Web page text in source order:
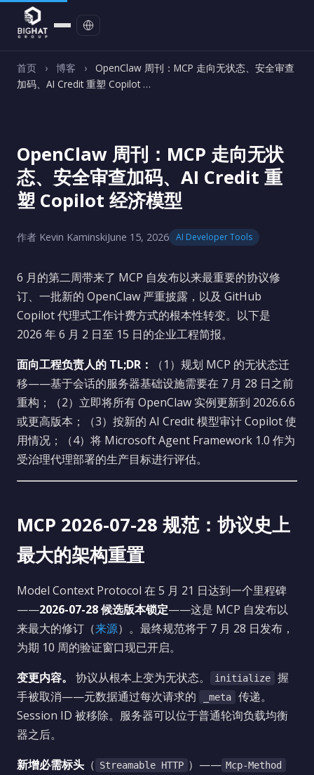
首页 › 博客 ›
OpenClaw 周刊：MCP 走向无状态、安全审查
加码、AI Credit 重塑 Copilot …
OpenClaw 周刊：MCP 走向无状
态、安全审查加码、AI Credit 重
塑 Copilot 经济模型
作者 Kevin KaminskiJune 15, 2026 AI Developer Tools
6 月的第二周带来了 MCP 自发布以来最重要的协议修
订、一批新的 OpenClaw 严重披露，以及 GitHub
Copilot 代理式工作计费方式的根本性转变。以下是
2026 年 6 月 2 日至 15 日的企业工程简报。
面向工程负责人的 TL;DR：
（1）规划 MCP 的无状态迁
移——基于会话的服务器基础设施需要在 7 月 28 日之前
重构；（2）立即将所有 OpenClaw 实例更新到 2026.6.6
或更高版本；（3）按新的 AI Credit 模型审计 Copilot 使
用情况；（4）将 Microsoft Agent Framework 1.0 作为
受治理代理部署的生产目标进行评估。
MCP 2026-07-28 规范：协议史上
最大的架构重置
Model Context Protocol 在 5 月 21 日达到一个里程碑
——2026-07-28 候选版本锁定——这是 MCP 自发布以
来最大的修订（来源）。最终规范将于 7 月 28 日发布，
为期 10 周的验证窗口现已开启。
变更内容。
协议从根本上变为无状态。 initialize
握
手被取消——元数据通过每次请求的
_meta
传递。
Session ID 被移除。服务器可以位于普通轮询负载均衡
器之后。
新增必需标头 （ Streamable HTTP ）—— Mcp-Method